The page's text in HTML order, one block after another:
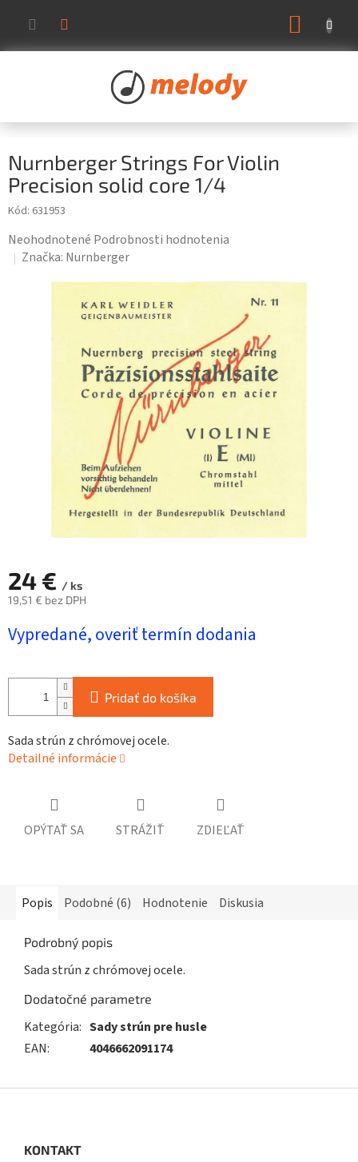
obsah
Nurnberger Strings For Violin
Precision solid core 1/4
Kód: 631953
Priemerné
hodnotenie
Neohodnotené Podrobnosti hodnotenia
Značka: Nurnberger
24 € / ks
19,51 € bez DPH
cena:
Vypredané, overiť termín dodania
Pridať do košíka
Sada strún z chrómovej ocele.
Detailné informácie
OPÝTAŤ SA STRÁŽIŤ ZDIEĽAŤ
Popis Podobné (6) Hodnotenie Diskusia
Podrobný popis
Sada strún z chrómovej ocele.
Dodatočné parametre
Kategória: Sady strún pre husle
EAN: 4046662091174
KONTAKT